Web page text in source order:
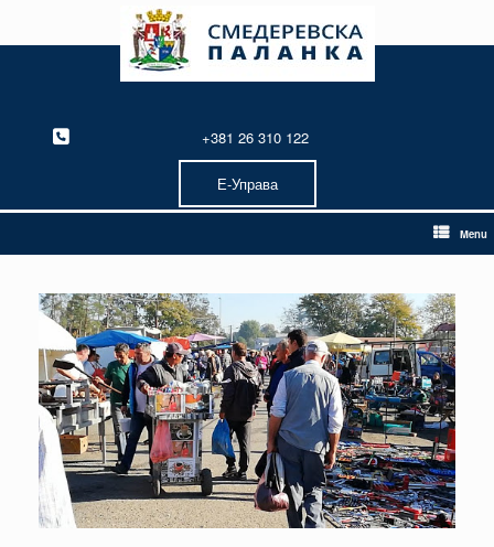
content
+381 26 310 122
Е-Управа
Menu